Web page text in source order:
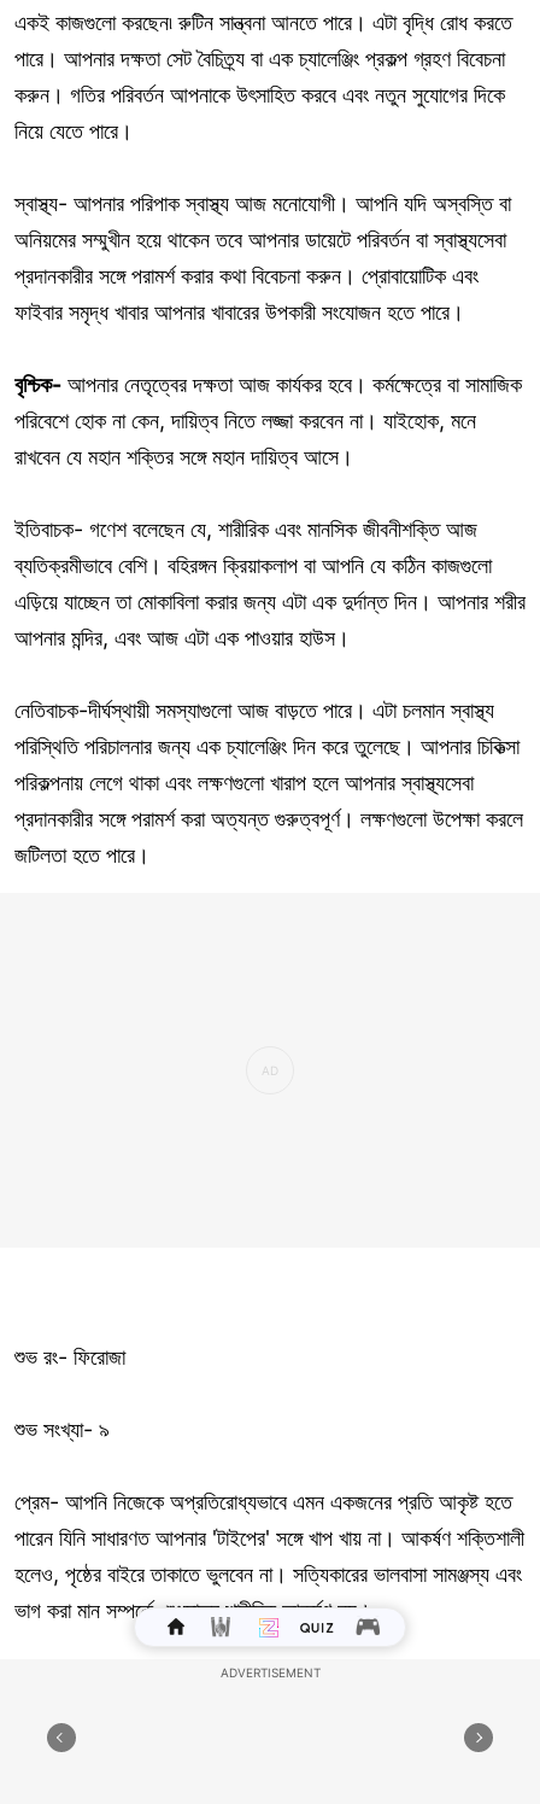
একই কাজগুলো করছেন৷ রুটিন সান্ত্বনা আনতে পারে। এটা বৃদ্ধি রোধ করতে
পারে। আপনার দক্ষতা সেট বৈচিত্র্য বা এক চ্যালেঞ্জিং প্রকল্প গ্রহণ বিবেচনা
করুন। গতির পরিবর্তন আপনাকে উৎসাহিত করবে এবং নতুন সুযোগের দিকে
নিয়ে যেতে পারে।
স্বাস্থ্য- আপনার পরিপাক স্বাস্থ্য আজ মনোযোগী। আপনি যদি অস্বস্তি বা
অনিয়মের সম্মুখীন হয়ে থাকেন তবে আপনার ডায়েটে পরিবর্তন বা স্বাস্থ্যসেবা
প্রদানকারীর সঙ্গে পরামর্শ করার কথা বিবেচনা করুন। প্রোবায়োটিক এবং
ফাইবার সমৃদ্ধ খাবার আপনার খাবারের উপকারী সংযোজন হতে পারে।
বৃশ্চিক- আপনার নেতৃত্বের দক্ষতা আজ কার্যকর হবে। কর্মক্ষেত্রে বা সামাজিক
পরিবেশে হোক না কেন, দায়িত্ব নিতে লজ্জা করবেন না। যাইহোক, মনে
রাখবেন যে মহান শক্তির সঙ্গে মহান দায়িত্ব আসে।
ইতিবাচক- গণেশ বলেছেন যে, শারীরিক এবং মানসিক জীবনীশক্তি আজ
ব্যতিক্রমীভাবে বেশি। বহিরঙ্গন ক্রিয়াকলাপ বা আপনি যে কঠিন কাজগুলো
এড়িয়ে যাচ্ছেন তা মোকাবিলা করার জন্য এটা এক দুর্দান্ত দিন। আপনার শরীর
আপনার মন্দির, এবং আজ এটা এক পাওয়ার হাউস।
নেতিবাচক-দীর্ঘস্থায়ী সমস্যাগুলো আজ বাড়তে পারে। এটা চলমান স্বাস্থ্য
পরিস্থিতি পরিচালনার জন্য এক চ্যালেঞ্জিং দিন করে তুলেছে। আপনার চিকিত্সা
পরিকল্পনায় লেগে থাকা এবং লক্ষণগুলো খারাপ হলে আপনার স্বাস্থ্যসেবা
প্রদানকারীর সঙ্গে পরামর্শ করা অত্যন্ত গুরুত্বপূর্ণ। লক্ষণগুলো উপেক্ষা করলে
জটিলতা হতে পারে।
শুভ রং- ফিরোজা
শুভ সংখ্যা- ৯
প্রেম- আপনি নিজেকে অপ্রতিরোধ্যভাবে এমন একজনের প্রতি আকৃষ্ট হতে
পারেন যিনি সাধারণত আপনার 'টাইপের' সঙ্গে খাপ খায় না। আকর্ষণ শক্তিশালী
হলেও, পৃষ্ঠের বাইরে তাকাতে ভুলবেন না। সত্যিকারের ভালবাসা সামঞ্জস্য এবং
ভাগ করা মান সম্পর্কে, শুধুমাত্র শারীরিক আকর্ষণ নয়।
কাজ-কারবার-যদি আপনি এক সাহসী কাজ-কারবারের়িক পদক্ষেপের কথা
ভাবছেন, তাহলে আজকের শক্তি গণনা করা ঝুঁকি সমর্থন করে। যাইহোক,
আপনার দলের সঙ্গে পরামর্শ করতে ভুলবেন না এবং সমস্ত সম্ভাব্য ফলাফল